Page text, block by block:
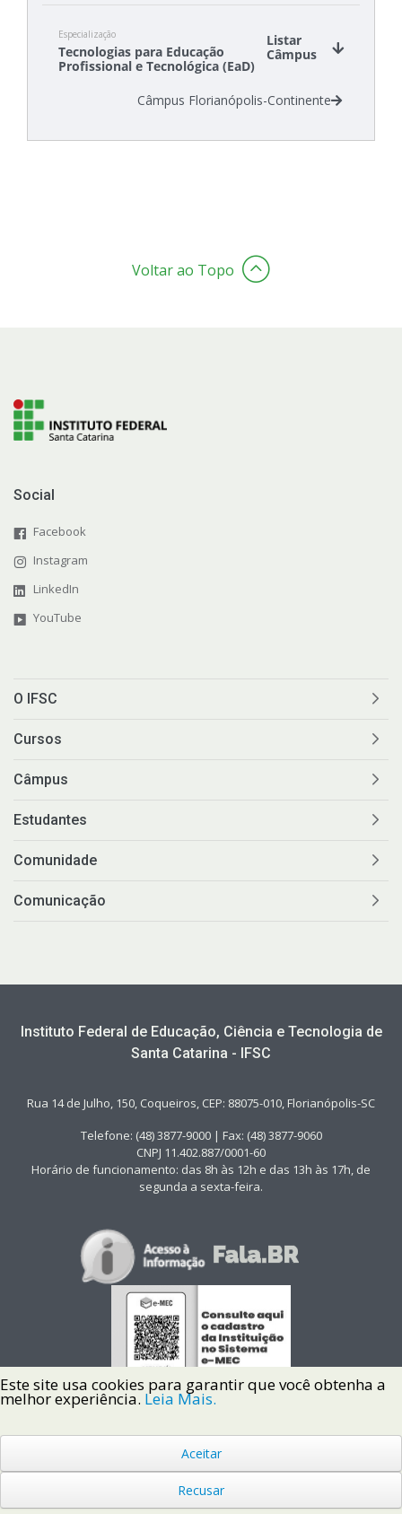
Especialização
Tecnologias para Educação
Profissional e Tecnológica (EaD)
Listar
Câmpus
Câmpus Florianópolis-Continente
Voltar ao Topo
Social
Facebook
Instagram
LinkedIn
YouTube
O IFSC
Cursos
Câmpus
Estudantes
Comunidade
Comunicação
Instituto Federal de Educação, Ciência e Tecnologia de
Santa Catarina - IFSC
Rua 14 de Julho, 150, Coqueiros, CEP: 88075-010, Florianópolis-SC
Telefone: (48) 3877-9000 | Fax: (48) 3877-9060
CNPJ 11.402.887/0001-60
Horário de funcionamento: das 8h às 12h e das 13h às 17h, de
segunda a sexta-feira.
Copyright © 2022 Instituto Federal de Santa Catarina IFSC
Todos os Direitos Reservados.
Este site usa cookies para garantir que você obtenha a
melhor experiência. Leia Mais.
Aceitar
Recusar